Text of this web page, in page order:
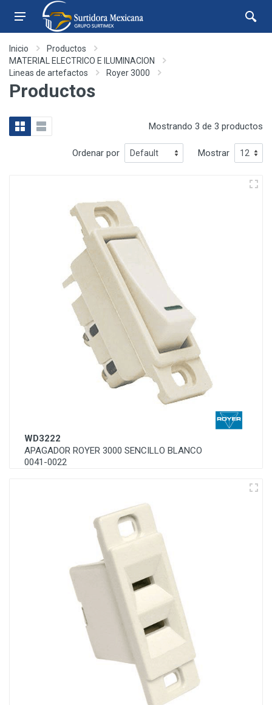
Inicio
Productos
MATERIAL ELECTRICO E ILUMINACION
Lineas de artefactos
Royer 3000
Productos
Mostrando 3 de 3 productos
Ordenar por Mostrar
WD3222
APAGADOR ROYER 3000 SENCILLO BLANCO
0041-0022